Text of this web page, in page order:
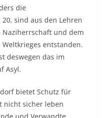
die
sind aus den Lehren
Naziherrschaft und dem
entstanden.
deswegen das im
Asyl.
bietet Schutz für
nicht sicher leben